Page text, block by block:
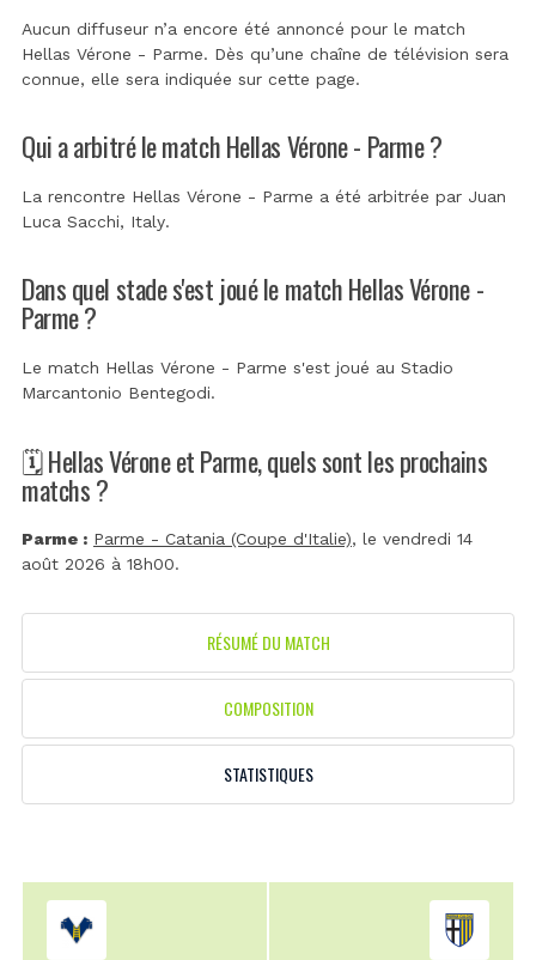
Aucun diffuseur n’a encore été annoncé pour le match
Hellas Vérone - Parme. Dès qu’une chaîne de télévision sera
connue, elle sera indiquée sur cette page.
Qui a arbitré le match Hellas Vérone - Parme ?
La rencontre Hellas Vérone - Parme a été arbitrée par Juan
Luca Sacchi, Italy.
Dans quel stade s'est joué le match Hellas Vérone -
Parme ?
Le match Hellas Vérone - Parme s'est joué au Stadio
Marcantonio Bentegodi.
🗓️ Hellas Vérone et Parme, quels sont les prochains
matchs ?
Parme : Parme - Catania (Coupe d'Italie), le vendredi 14
août 2026 à 18h00.
RÉSUMÉ DU MATCH
COMPOSITION
STATISTIQUES